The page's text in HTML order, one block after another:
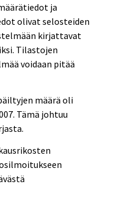
ja
olivat selosteiden
kirjattavat
Tilastojen
voidaan pitää
määrä oli
Tämä johtuu